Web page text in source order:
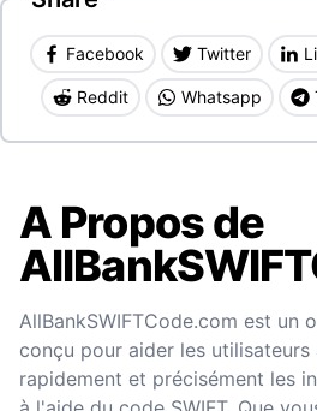
Facebook Twitter
Reddit Whatsapp
A Propos de
AllBankSWIFTCode.com est un
conçu pour aider les
rapidement et précisément les